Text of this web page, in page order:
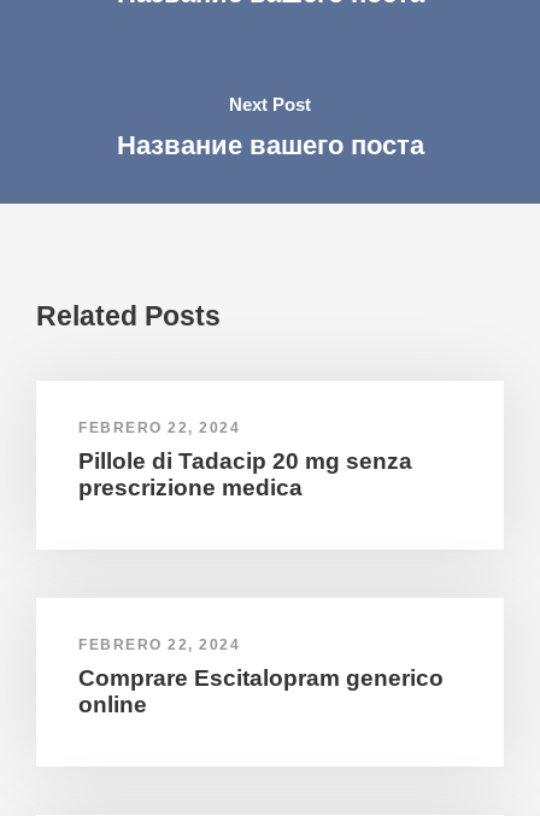
Next Post
Название вашего поста
Related Posts
FEBRERO 22, 2024
Pillole di Tadacip 20 mg senza
prescrizione medica
FEBRERO 22, 2024
Comprare Escitalopram generico
online